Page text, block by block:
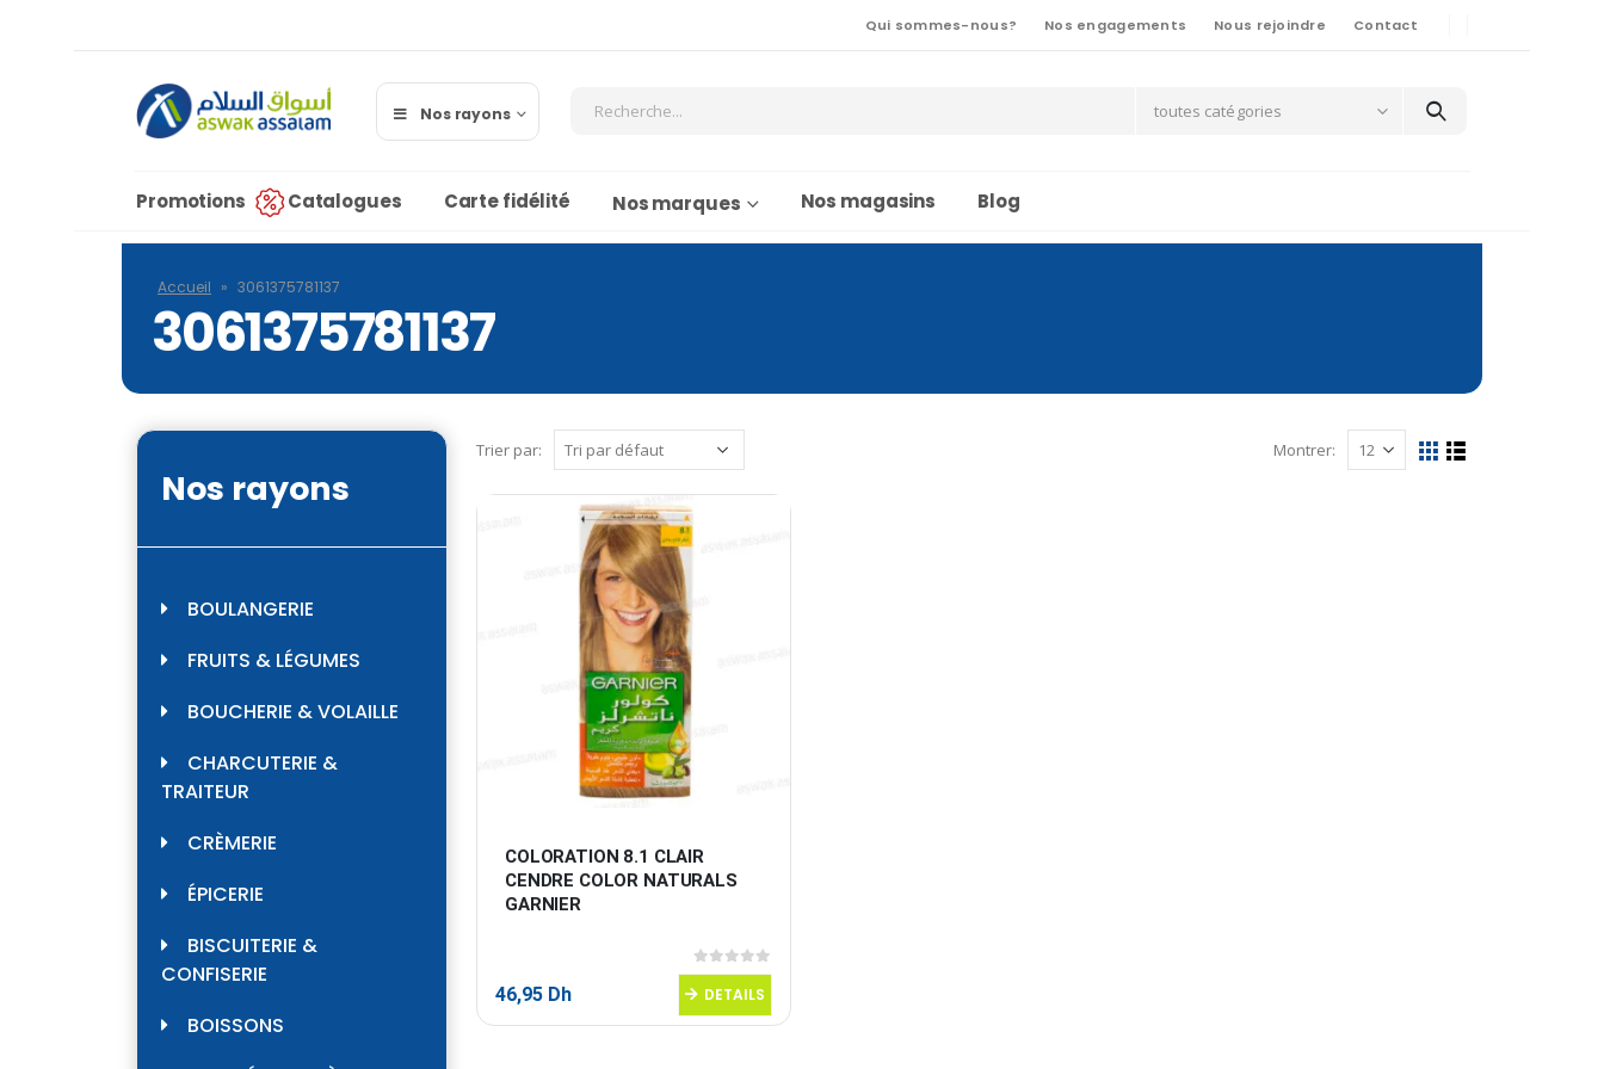
Qui sommes-nous? Nos engagements Nous rejoindre Contact
Nos rayons toutes catégories
Promotions Catalogues Carte fidélité Nos marques Nos magasins Blog
Accueil » 3061375781137
3061375781137
Trier par: Montrer:
COLORATION 8.1 CLAIR
CENDRE COLOR NATURALS
GARNIER
0sur 5
46,95 Dh DETAILS
Nos rayons
BOULANGERIE
FRUITS & LÉGUMES
BOUCHERIE & VOLAILLE
CHARCUTERIE &
TRAITEUR
CRÈMERIE
ÉPICERIE
BISCUITERIE &
CONFISERIE
BOISSONS